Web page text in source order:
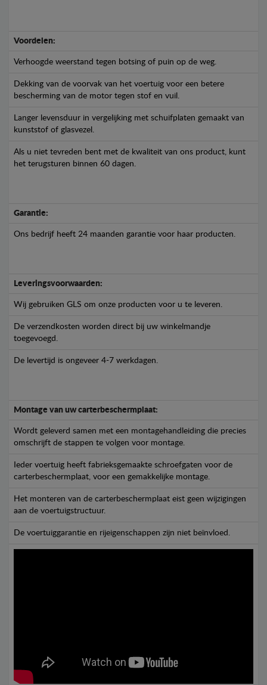
Voordelen:
Verhoogde weerstand tegen botsing of puin op de weg.
Dekking van de voorvak van het voertuig voor een betere
bescherming van de motor tegen stof en vuil.
Langer levensduur in vergelijking met schuifplaten gemaakt van
kunststof of glasvezel.
Als u niet tevreden bent met de kwaliteit van ons product, kunt
het terugsturen binnen 60 dagen.
Garantie:
Ons bedrijf heeft 24 maanden garantie voor haar producten.
Leveringsvoorwaarden:
Wij gebruiken GLS om onze producten voor u te leveren.
De verzendkosten worden direct bij uw winkelmandje
toegevoegd.
De levertijd is ongeveer 4-7 werkdagen.
Montage van uw carterbeschermplaat:
Wordt geleverd samen met een montagehandleiding die precies
omschrijft de stappen te volgen voor montage.
Ieder voertuig heeft fabrieksgemaakte schroefgaten voor de
carterbeschermplaat, voor een gemakkelijke montage.
Het monteren van de carterbeschermplaat eist geen wijzigingen
aan de voertuigstructuur.
De voertuiggarantie en rijeigenschappen zijn niet beïnvloed.